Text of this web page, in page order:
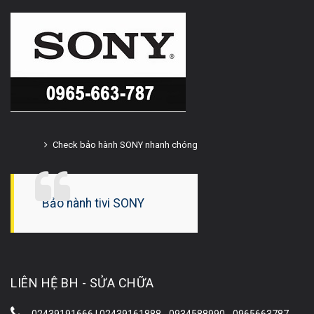
Check bảo hành SONY nhanh chóng
Bảo hành tivi SONY
LIÊN HỆ BH - SỬA CHỮA